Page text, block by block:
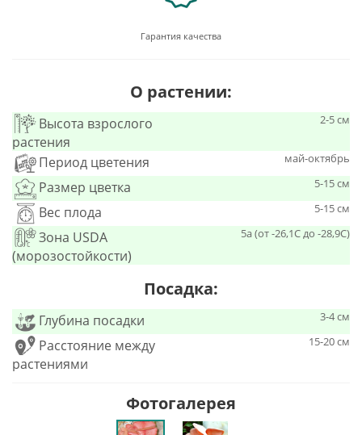
Гарантия качества
О растении:
Высота взрослого
растения
2-5 см
Период цветения май-октябрь
Размер цветка 5-15 см
Вес плода 5-15 см
Зона USDA
(морозостойкости)
5a (от -26,1С до -28,9С)
Посадка:
Глубина посадки 3-4 см
Расстояние между
растениями
15-20 см
Фотогалерея